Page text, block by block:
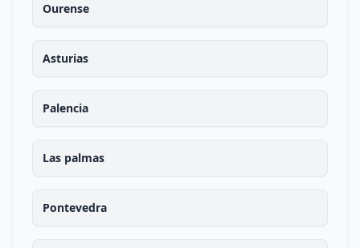
Ourense
Asturias
Palencia
Las palmas
Pontevedra